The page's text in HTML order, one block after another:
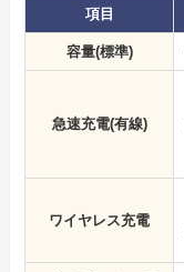
項目
容量(標準)
急速充電(有線)
ワイヤレス充電